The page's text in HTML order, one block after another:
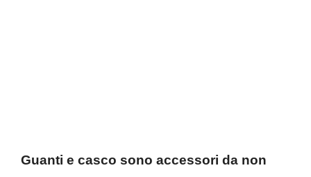
Guanti e casco sono accessori da non